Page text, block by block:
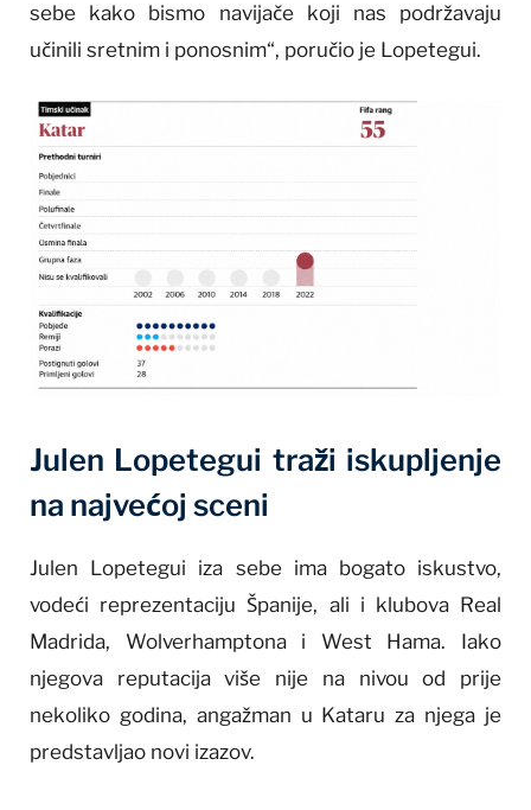
sebe kako bismo navijače koji nas podržavaju
učinili sretnim i ponosnim“, poručio je Lopetegui.
Julen Lopetegui traži iskupljenje
na najvećoj sceni
Julen Lopetegui iza sebe ima bogato iskustvo,
vodeći reprezentaciju Španije, ali i klubova Real
Madrida, Wolverhamptona i West Hama. Iako
njegova reputacija više nije na nivou od prije
nekoliko godina, angažman u Kataru za njega je
predstavljao novi izazov.